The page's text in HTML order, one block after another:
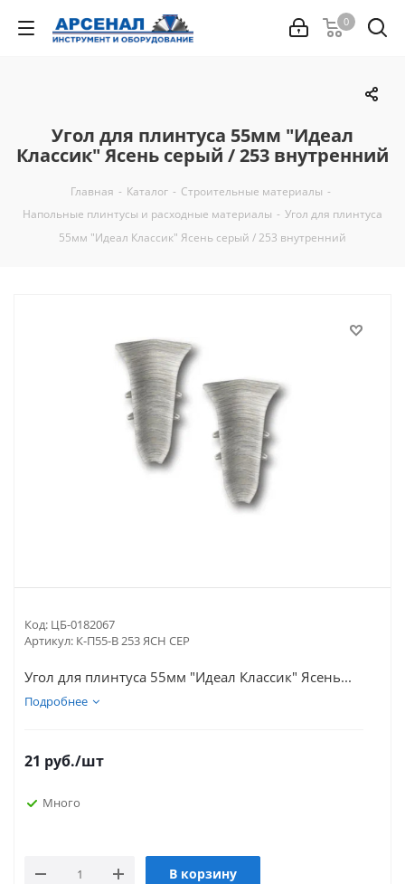
0
Угол для плинтуса 55мм "Идеал
Классик" Ясень серый / 253 внутренний
Главная - Каталог - Строительные материалы -
Напольные плинтусы и расходные материалы - Угол для плинтуса
55мм "Идеал Классик" Ясень серый / 253 внутренний
Код: ЦБ-0182067
Артикул: К-П55-В 253 ЯСН СЕР
Угол для плинтуса 55мм "Идеал Классик" Ясень...
Подробнее
21 руб./шт
Много
В корзину